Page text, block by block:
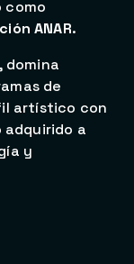
como
ANAR.
, domina
de
artístico con
a
y